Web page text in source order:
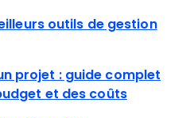
outils de gestion
projet : guide complet
et des coûts